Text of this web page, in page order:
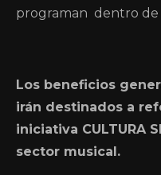
programan dentro de
Los beneficios
irán destinados a
iniciativa CULTURA
sector musical.